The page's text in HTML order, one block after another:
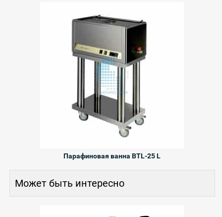
Парафиновая ванна BTL-25 L
Может быть интересно